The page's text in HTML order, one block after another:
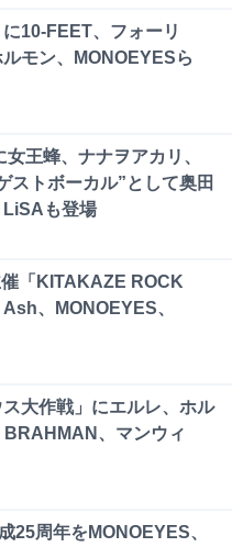
に10-FEET、フォーリ
モン、MONOEYESら
王蜂、ナナヲアカリ、
ストボーカル”として奥田
LiSAも登場
「KITAKAZE ROCK
、MONOEYES、
ス大作戦」にエルレ、ホル
、マンウィ
25周年をMONOEYES、